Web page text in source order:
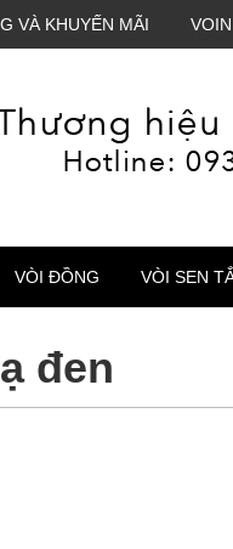
VÀ KHUYẾN MÃI
VÒI ĐỒNG VÒI SEN
đen